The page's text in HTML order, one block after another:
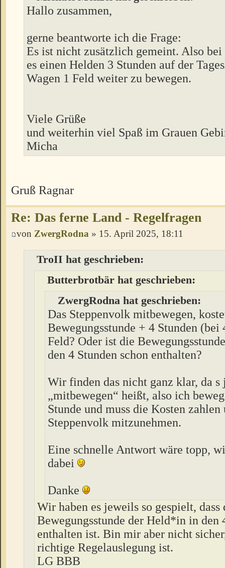
Hallo zusammen,
gerne beantworte ich die Frage:
Es ist nicht zusätzlich gemeint. Also
es einen Helden 3 Stunden auf der
Wagen 1 Feld weiter zu bewegen.
Viele Grüße
und weiterhin viel Spaß im Grauen
Micha
Gruß Ragnar
Re: Das ferne Land - Regelfragen
von ZwergRodna » 15. April 2025, 18:11
TroII hat geschrieben:
Butterbrotbär hat geschrieben:
ZwergRodna hat geschrieben:
Das Steppenvolk mitbewegen,
Bewegungsstunde + 4 Stunden (bei
Feld? Oder ist die
den 4 Stunden schon enthalten?
Wir finden das nicht ganz klar, da s
„mitbewegen“ heißt, also ich
Stunde und muss die Kosten zahlen
Steppenvolk mitzunehmen.
Eine schnelle Antwort wäre topp,
dabei
Danke
Wir haben es jeweils so gespielt, dass
Bewegungsstunde der Held*in in den
enthalten ist. Bin mir aber nicht
richtige Regelauslegung ist.
LG BBB